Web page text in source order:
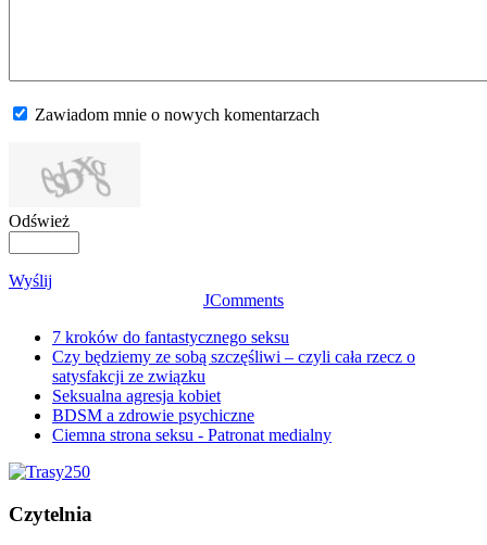
Zawiadom mnie o nowych komentarzach
Odśwież
Wyślij
JComments
7 kroków do fantastycznego seksu
Czy będziemy ze sobą szczęśliwi – czyli cała rzecz o
satysfakcji ze związku
Seksualna agresja kobiet
BDSM a zdrowie psychiczne
Ciemna strona seksu - Patronat medialny
Czytelnia